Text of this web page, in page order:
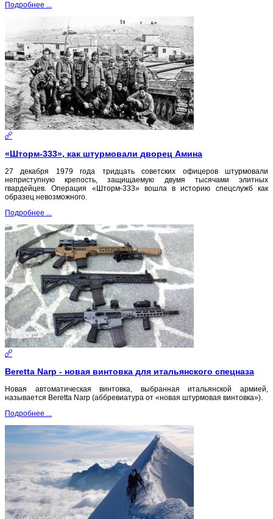
Подробнее ...
«Шторм-333», как штурмовали дворец Амина
27 декабря 1979 года тридцать советских офицеров штурмовали
неприступную крепость, защищаемую двумя тысячами элитных
гвардейцев. Операция «Шторм-333» вошла в историю спецслужб как
образец невозможного.
Подробнее ...
Beretta Narp - новая винтовка для итальянского спецназа
Новая автоматическая винтовка, выбранная итальянской армией,
называется Beretta Narp (аббревиатура от «новая штурмовая винтовка»).
Подробнее ...